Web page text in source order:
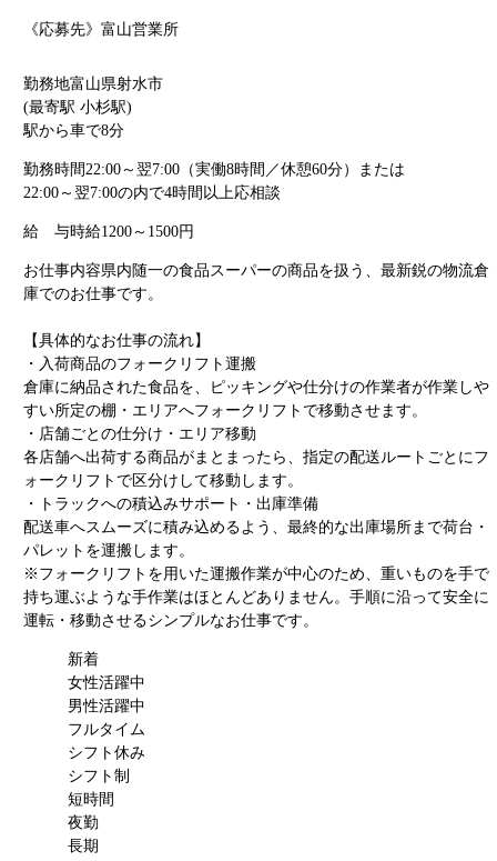
《応募先》富山営業所
勤務地富山県射水市
(最寄駅 小杉駅)
駅から車で8分
勤務時間 22:00～翌7:00（実働8時間／休憩60分）または
22:00～翌7:00の内で4時間以上応相談
給 与時給1200～1500円
お仕事内容県内随一の食品スーパーの商品を扱う、最新鋭の物流倉
庫でのお仕事です。
【具体的なお仕事の流れ】
・入荷商品のフォークリフト運搬
倉庫に納品された食品を、ピッキングや仕分けの作業者が作業しや
すい所定の棚・エリアへフォークリフトで移動させます。
・店舗ごとの仕分け・エリア移動
各店舗へ出荷する商品がまとまったら、指定の配送ルートごとにフ
ォークリフトで区分けして移動します。
・トラックへの積込みサポート・出庫準備
配送車へスムーズに積み込めるよう、最終的な出庫場所まで荷台・
パレットを運搬します。
※フォークリフトを用いた運搬作業が中心のため、重いものを手で
持ち運ぶような手作業はほとんどありません。手順に沿って安全に
運転・移動させるシンプルなお仕事です。
新着
女性活躍中
男性活躍中
フルタイム
シフト休み
シフト制
短時間
夜勤
長期